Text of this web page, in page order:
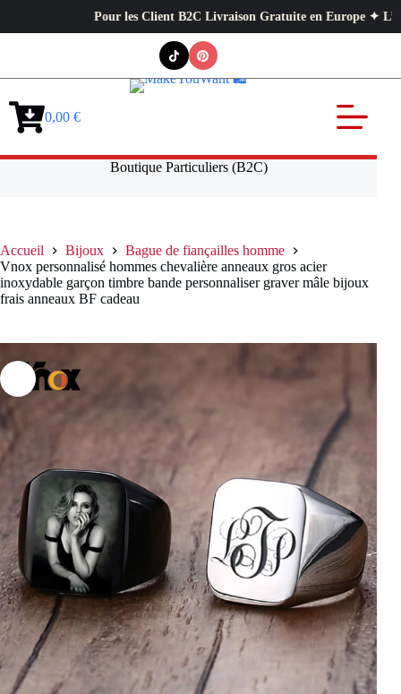
Pour les Client B2C Livraison Gratuite en Europe ✦
Panier0,00 €
Boutique Particuliers (B2C)
Accueil Bijoux
Bague de fiançailles homme
Vnox personnalisé hommes chevalière anneaux gros acier
inoxydable garçon timbre bande personnaliser graver mâle bijoux
frais anneaux BF cadeau